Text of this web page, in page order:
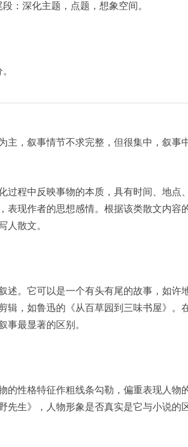
：深化主题，点题，想象空间。
主，叙事情节不求完整，但很集中，叙事
过程中反映事物的本质，具有时间、地点
表现作者的思想感情。根据该类散文内容
人散文。
述。它可以是一个有头有尾的故事，如许
辑，如鲁迅的《从百草园到三味书屋》。
事最显著的区别。
的性格特征作粗线条勾勒，偏重表现人物
先生》，人物形象是否真实是它与小说的